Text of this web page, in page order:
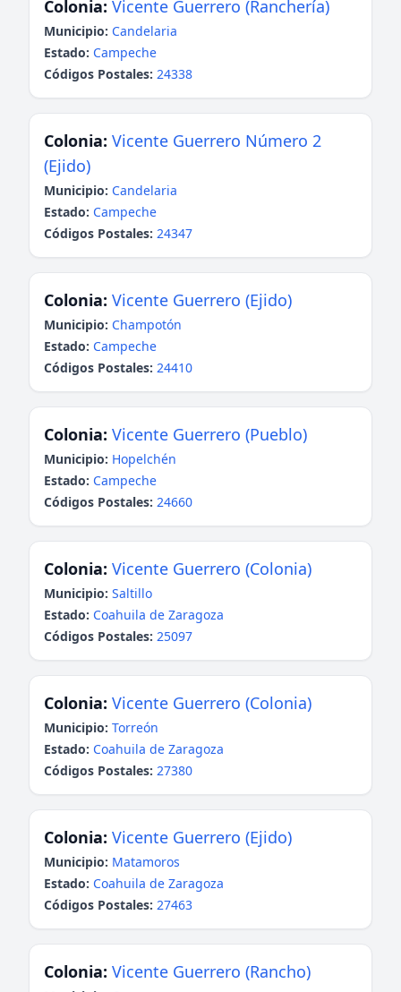
Colonia: Vicente Guerrero (Ranchería)
Municipio: Candelaria
Estado: Campeche
Códigos Postales: 24338
Colonia: Vicente Guerrero Número 2
(Ejido)
Municipio: Candelaria
Estado: Campeche
Códigos Postales: 24347
Colonia: Vicente Guerrero (Ejido)
Municipio: Champotón
Estado: Campeche
Códigos Postales: 24410
Colonia: Vicente Guerrero (Pueblo)
Municipio: Hopelchén
Estado: Campeche
Códigos Postales: 24660
Colonia: Vicente Guerrero (Colonia)
Municipio: Saltillo
Estado: Coahuila de Zaragoza
Códigos Postales: 25097
Colonia: Vicente Guerrero (Colonia)
Municipio: Torreón
Estado: Coahuila de Zaragoza
Códigos Postales: 27380
Colonia: Vicente Guerrero (Ejido)
Municipio: Matamoros
Estado: Coahuila de Zaragoza
Códigos Postales: 27463
Colonia: Vicente Guerrero (Rancho)